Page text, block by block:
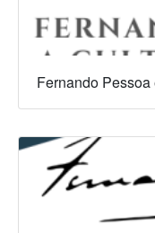
Fernando